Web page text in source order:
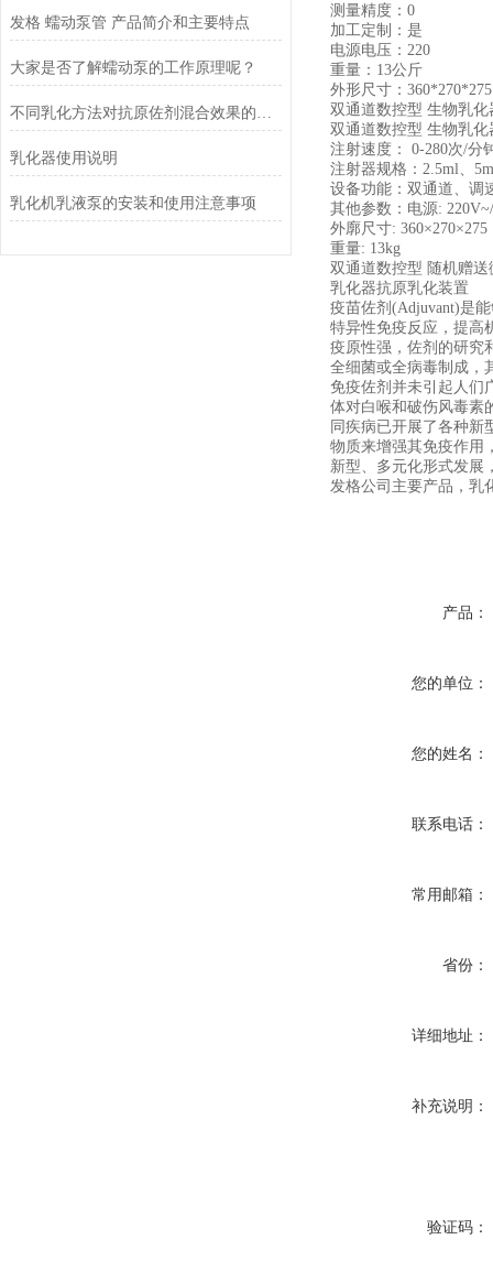
发格 蠕动泵管 产品简介和主要特点
大家是否了解蠕动泵的工作原理呢？
不同乳化方法对抗原佐剂混合效果的影响分析
乳化器使用说明
乳化机乳液泵的安装和使用注意事项
测量精度： 0
加工定制： 是
电源电压： 220
重量： 13公斤
外形尺寸： 360*270*275
双通道数控型 生物乳
双通道数控型 生物乳
注射速度： 0-280次/分
注射器规格：2.5ml、
设备功能：双通道、调
其他参数：电源:
外廓尺寸: 360×270×275
重量: 13kg
双通道数控型 随机赠送
乳化器抗原乳化装置
疫苗佐剂(Adjuvant)是
特异性免疫反应，提高
疫原性强，佐剂的研究
全细菌或全病毒制成，
免疫佐剂并未引起人们
体对白喉和破伤风毒素
同疾病已开展了各种
物质来增强其免疫作用
新型、多元化形式发展
发格公司主要产品，乳
产品：
您的单位：
您的姓名：
联系电话：
常用邮箱：
省份：
详细地址：
补充说明：
验证码：